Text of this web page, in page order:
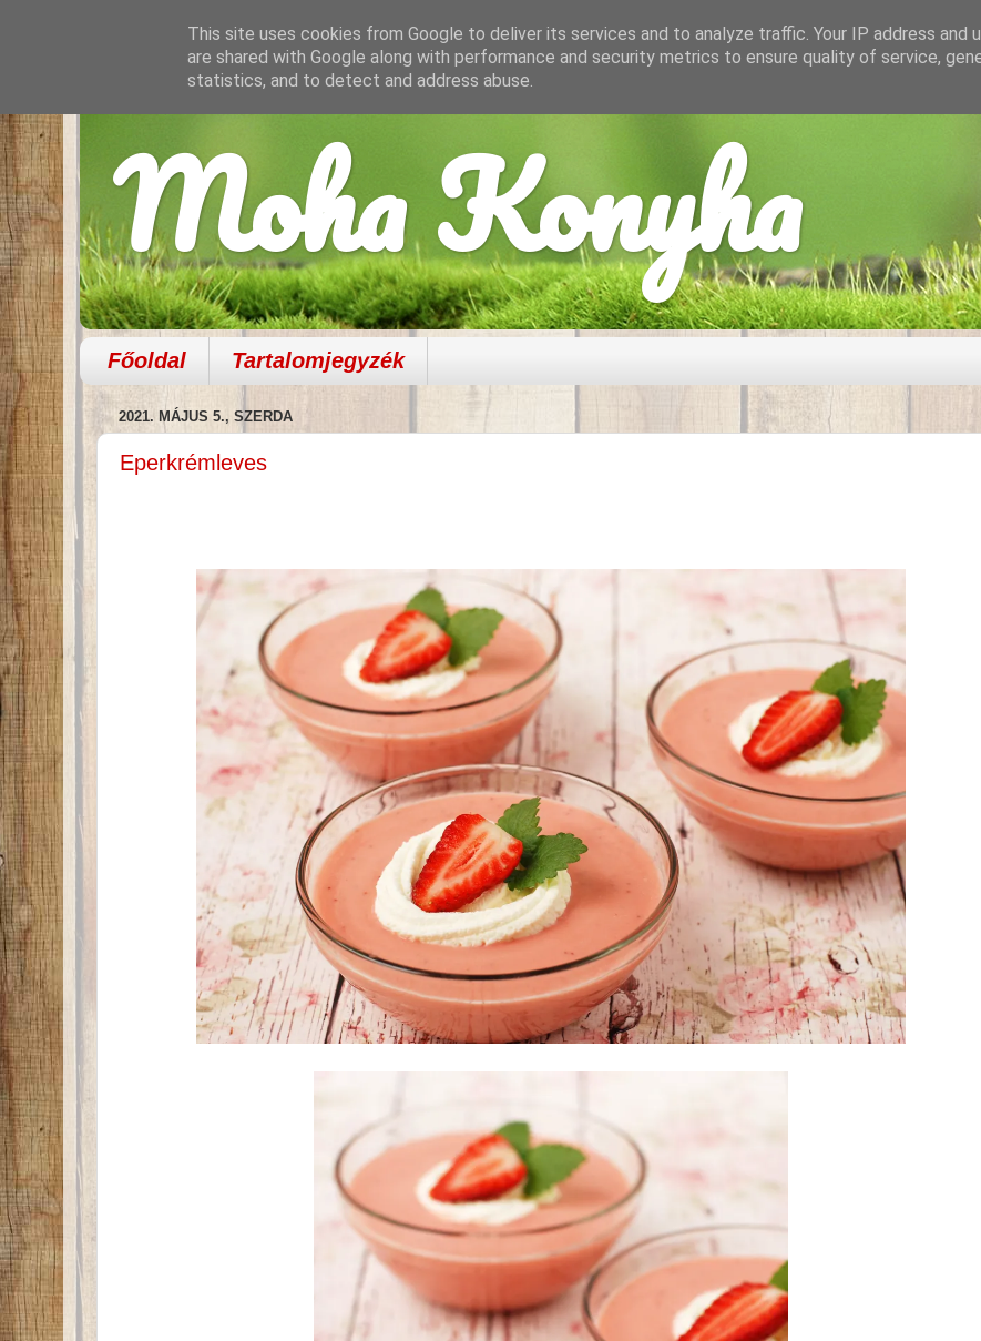
Moha Konyha
Főoldal Tartalomjegyzék
2021. MÁJUS 5., SZERDA
Eperkrémleves
This site uses cookies from Google to deliver its services and to analyze traffic. Your IP address and
are shared with Google along with performance and security metrics to ensure quality of service,
statistics, and to detect and address abuse.